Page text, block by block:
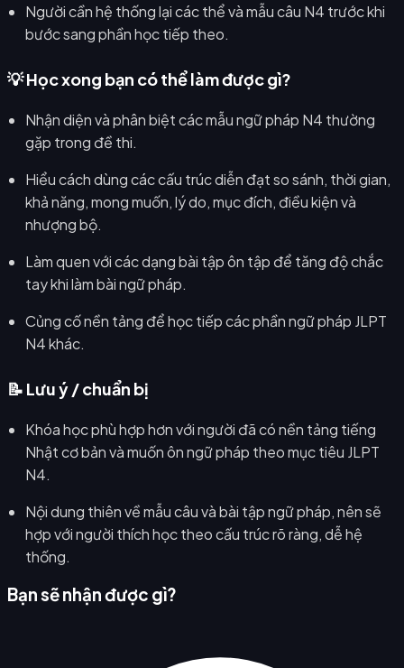
Người cần hệ thống lại các thể và mẫu câu N4 trước khi
bước sang phần học tiếp theo.
💡 Học xong bạn có thể làm được gì?
Nhận diện và phân biệt các mẫu ngữ pháp N4 thường
gặp trong đề thi.
Hiểu cách dùng các cấu trúc diễn đạt so sánh, thời gian,
khả năng, mong muốn, lý do, mục đích, điều kiện và
nhượng bộ.
Làm quen với các dạng bài tập ôn tập để tăng độ chắc
tay khi làm bài ngữ pháp.
Củng cố nền tảng để học tiếp các phần ngữ pháp JLPT
N4 khác.
📝 Lưu ý / chuẩn bị
Khóa học phù hợp hơn với người đã có nền tảng tiếng
Nhật cơ bản và muốn ôn ngữ pháp theo mục tiêu JLPT
N4.
Nội dung thiên về mẫu câu và bài tập ngữ pháp, nên sẽ
hợp với người thích học theo cấu trúc rõ ràng, dễ hệ
thống.
Bạn sẽ nhận được gì?